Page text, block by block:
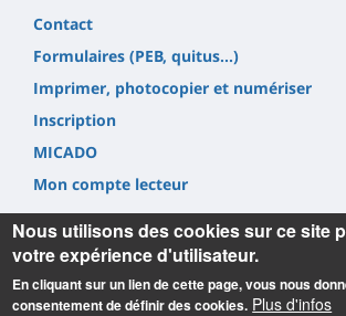
Contact
Formulaires (PEB, quitus...)
Imprimer, photocopier et numériser
Inscription
MICADO
Mon compte lecteur
Nous utilisons des cookies sur ce site
votre expérience d'utilisateur.
En cliquant sur un lien de cette page, vous nous
consentement de définir des cookies. Plus d'infos